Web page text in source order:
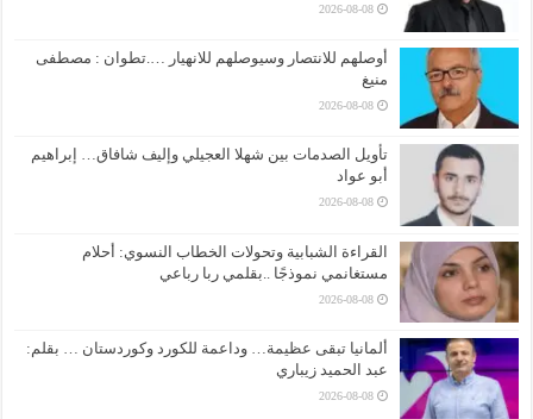
2026-08-08
أوصلهم للانتصار وسيوصلهم للانهيار ….تطوان : مصطفى
منيغ
2026-08-08
تأويل الصدمات بين شهلا العجيلي وإليف شافاق… إبراهيم
أبو عواد
2026-08-08
القراءة الشبابية وتحولات الخطاب النسوي: أحلام
مستغانمي نموذجًا ..بقلمي ربا رباعي
2026-08-08
ألمانيا تبقى عظيمة… وداعمة للكورد وكوردستان … بقلم:
عبد الحميد زيباري
2026-08-08